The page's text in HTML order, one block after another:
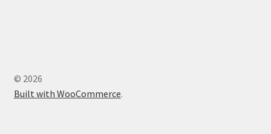
© 2026
Built with WooCommerce.